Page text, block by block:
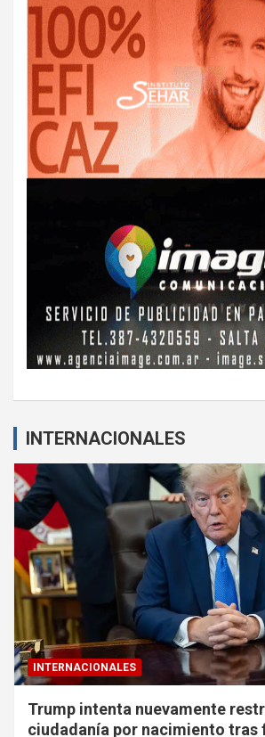
INTERNACIONALES
INTERNACIONALES
Trump intenta nuevamente
ciudadanía por nacimiento tras